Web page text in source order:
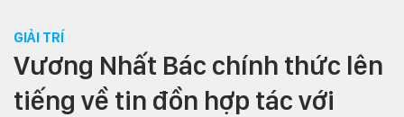
GIẢI TRÍ
Vương Nhất Bác chính thức lên
tiếng về tin đồn hợp tác với